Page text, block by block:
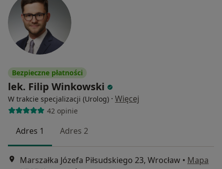
Bezpieczne płatności
lek. Filip Winkowski
W trakcie specjalizacji (Urolog) · Więcej
42 opinie
Adres 1 Adres 2
Marszałka Józefa Piłsudskiego 23, Wrocław • Mapa